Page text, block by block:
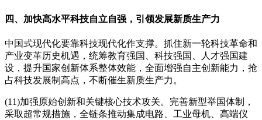
四、加快高水平科技自立自强，引领发展新质生产力
中国式现代化要靠科技现代化作支撑。抓住新一轮科技革命和
产业变革历史机遇，统筹教育强国、科技强国、人才强国建
设，提升国家创新体系整体效能，全面增强自主创新能力，抢
占科技发展制高点，不断催生新质生产力。
(11)加强原始创新和关键核心技术攻关。完善新型举国体制，
采取超常规措施，全链条推动集成电路、工业母机、高端仪